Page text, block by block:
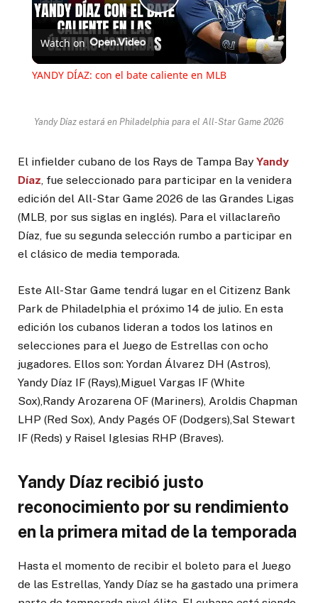
Play
Video
Watch on
YANDY DÍAZ: con el bate caliente en MLB
Yandy Díaz estará en Philadelphia para el All-Star Game 2026
El infielder cubano de los Rays de Tampa Bay Yandy
Díaz, fue seleccionado para participar en la venidera
edición del All-Star Game 2026 de las Grandes Ligas
(MLB, por sus siglas en inglés). Para el villaclareño
Díaz, fue su segunda selección rumbo a participar en
el clásico de media temporada.
Este All-Star Game tendrá lugar en el Citizenz Bank
Park de Philadelphia el próximo 14 de julio. En esta
edición los cubanos lideran a todos los latinos en
selecciones para el Juego de Estrellas con ocho
jugadores. Ellos son: Yordan Álvarez DH (Astros),
Yandy Díaz IF (Rays),Miguel Vargas IF (White
Sox),Randy Arozarena OF (Mariners), Aroldis Chapman
LHP (Red Sox), Andy Pagés OF (Dodgers),Sal Stewart
IF (Reds) y Raisel Iglesias RHP (Braves).
Yandy Díaz recibió justo
reconocimiento por su rendimiento
en la primera mitad de la temporada
Hasta el momento de recibir el boleto para el Juego
de las Estrellas, Yandy Díaz se ha gastado una primera